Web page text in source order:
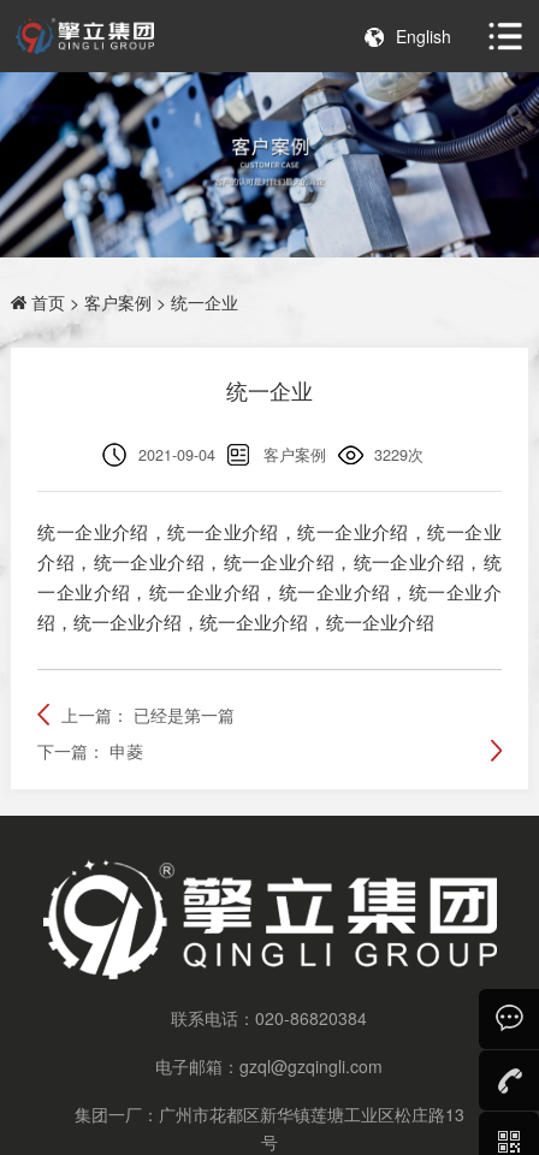
English
首页> 客户案例 > 统一企业
统一企业
2021-09-04 客户案例 3229次
统一企业介绍，统一企业介绍，统一企业介绍，统一企业
介绍，统一企业介绍，统一企业介绍，统一企业介绍，统
一企业介绍，统一企业介绍，统一企业介绍，统一企业介
绍，统一企业介绍，统一企业介绍，统一企业介绍
上一篇： 已经是第一篇
下一篇： 申菱
联系电话：020-86820384
电子邮箱：gzql@gzqingli.com
集团一厂：广州市花都区新华镇莲塘工业区松庄路13
号